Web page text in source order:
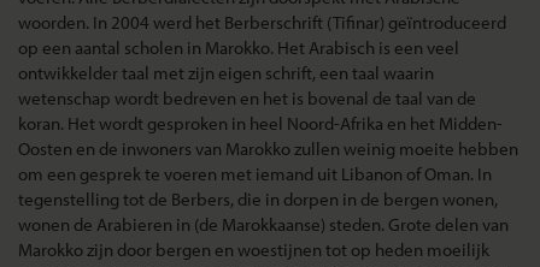
woorden. In 2004 werd het Berberschrift (Tifinar) geïntroduceerd
op een aantal scholen in Marokko. Het Arabisch is een veel
ontwikkelder taal met zijn eigen schrift, een taal waarin
wetenschap wordt bedreven en het is bovenal de taal van de
koran. Het wordt gesproken in heel Noord-Afrika en het Midden-
Oosten en de inwoners van Marokko zullen weinig moeite hebben
om een gesprek te voeren met iemand uit Libanon of Oman. In
tegenstelling tot de Berbers, die in dorpen in de bergen wonen,
wonen de Arabieren in (de Marokkaanse) steden. Grote delen van
Marokko zijn door bergen en woestijnen tot op heden moeilijk